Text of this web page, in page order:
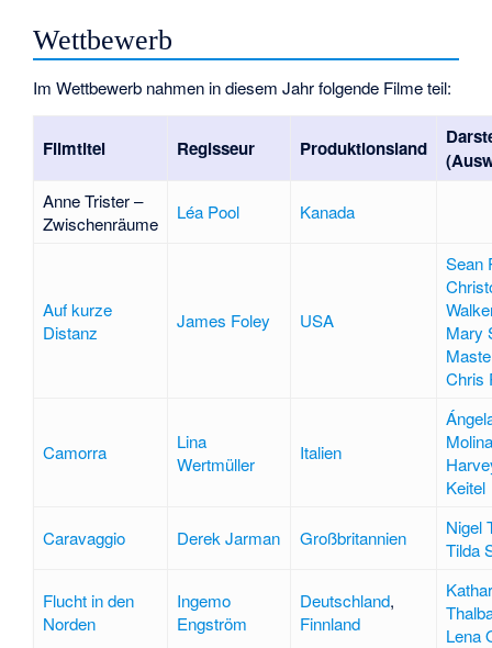
Wettbewerb
Im Wettbewerb nahmen in diesem Jahr folgende Filme teil:
Filmtitel Regisseur Produktionsland
Anne Trister –
Zwischenräume
Léa Pool Kanada
Auf kurze
Distanz
James Foley USA
Sean
Mary
Chris
Camorra
Lina
Wertmüller
Italien
Molina
Keitel
Caravaggio Derek Jarman Großbritannien
Nigel
Tilda
Flucht in den
Norden
Ingemo
Engström
Deutschland,
Finnland
Lena